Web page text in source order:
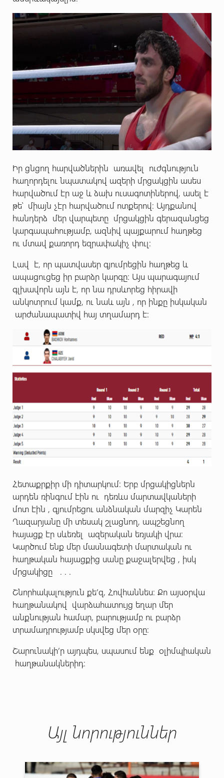
Իր ցնցող հարվածներին առավել ուժգնություն
հաղորդելու նպատակով ազերի մրցակցին ասես
հարվածում էր աջ և ձախ ուսագոտիներով, ասել է
թե՝ միայն չէր հարվածում ոտքերով: Այդքանով
հանդերձ մեր վարպետը մրցակցին գերազանցեց
կարգապահությամբ, ազնիվ պայքարում հաղթեց
ու մտավ քառորդ եզրափակիչ փուլ:
Լավ է, որ պատվասեր գյումրեցին հաղթեց և
ապացուցեց իր բարձր կարգը: Այս պարագայում
գլխավորն այն է, որ նա դրսևորեց հիրավի
անկոտրում կամք, ու նաև այն , որ ինքը իսկական
արժանապատիվ հայ տղամարդ է:
Հետաքրքիր մի դիտարկում: Երբ մրցակիցներն
արդեն ռինգում էին ու դեռևս մարտավկաների
մոտ էին , գյումրեցու անձնական մարզիչ Կարեն
Ղազարյանը մի տեսակ շլացնող, ապշեցնող
հայացք էր սևեռել ազերական եռյակի վրա:
Կարծում ենք մեր մասնագետի մարտական ու
հաղթական հայացքից սանը քաջալերվեց , իսկ
մրցակիցը . . .
Շնորհակալություն քե’զ, Հովհաննես: Քո այսօրվա
հաղթանակով վարձահատույց եղար մեր
անքնության համար, բարությամբ ու բարձր
տրամադրությամբ սկսվեց մեր օրը:
Շարունակի’ր այդպես, սպասում ենք օլիմպիական
հաղթանակներիդ:
Այլ նորություններ